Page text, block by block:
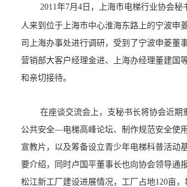
2011年7月 4 日 ，上海市电梯行业协会秘
人来到位于上海市中心淮海东路上的宁波申
司上海办事处进行调研，受到了宁波申菱董
营销部大客户经理金进、上海办经理董建国
和亲切接待。
在座谈交流会上，支秘书长将协会近期
公共安全—电梯高峰论坛、制作规范安全使
宣教片，以及筹备设立青少年电梯科普活动
要介绍，同时卢国平董事长也向协会领导通
松江新工厂建设进展情况，工厂占地120亩，